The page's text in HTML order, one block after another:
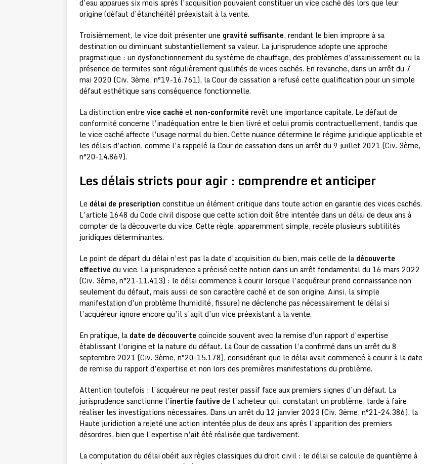
d’eau apparues six mois après l’acquisition pouvaient constituer un vice caché dès lors que leur
origine (défaut d’étanchéité) préexistait à la vente.
Troisièmement, le vice doit présenter une gravité suffisante, rendant le bien impropre à sa
destination ou diminuant substantiellement sa valeur. La jurisprudence adopte une approche
pragmatique : un dysfonctionnement du système de chauffage, des problèmes d’assainissement ou la
présence de termites sont régulièrement qualifiés de vices cachés. En revanche, dans un arrêt du 7
mai 2020 (Civ. 3ème, n°19-16.761), la Cour de cassation a refusé cette qualification pour un simple
défaut esthétique sans conséquence fonctionnelle.
La distinction entre vice caché et non-conformité revêt une importance capitale. Le défaut de
conformité concerne l’inadéquation entre le bien livré et celui promis contractuellement, tandis que
le vice caché affecte l’usage normal du bien. Cette nuance détermine le régime juridique applicable et
les délais d’action, comme l’a rappelé la Cour de cassation dans un arrêt du 9 juillet 2021 (Civ. 3ème,
n°20-14.869).
Les délais stricts pour agir : comprendre et anticiper
Le délai de prescription constitue un élément critique dans toute action en garantie des vices cachés.
L’article 1648 du Code civil dispose que cette action doit être intentée dans un délai de deux ans à
compter de la découverte du vice. Cette règle, apparemment simple, recèle plusieurs subtilités
juridiques déterminantes.
Le point de départ du délai n’est pas la date d’acquisition du bien, mais celle de la découverte
effective du vice. La jurisprudence a précisé cette notion dans un arrêt fondamental du 16 mars 2022
(Civ. 3ème, n°21-11.413) : le délai commence à courir lorsque l’acquéreur prend connaissance non
seulement du défaut, mais aussi de son caractère caché et de son origine. Ainsi, la simple
manifestation d’un problème (humidité, fissure) ne déclenche pas nécessairement le délai si
l’acquéreur ignore encore qu’il s’agit d’un vice préexistant à la vente.
En pratique, la date de découverte coïncide souvent avec la remise d’un rapport d’expertise
établissant l’origine et la nature du défaut. La Cour de cassation l’a confirmé dans un arrêt du 8
septembre 2021 (Civ. 3ème, n°20-15.178), considérant que le délai avait commencé à courir à la date
de remise du rapport d’expertise et non lors des premières manifestations du problème.
Attention toutefois : l’acquéreur ne peut rester passif face aux premiers signes d’un défaut. La
jurisprudence sanctionne l’inertie fautive de l’acheteur qui, constatant un problème, tarde à faire
réaliser les investigations nécessaires. Dans un arrêt du 12 janvier 2023 (Civ. 3ème, n°21-24.386), la
Haute juridiction a rejeté une action intentée plus de deux ans après l’apparition des premiers
désordres, bien que l’expertise n’ait été réalisée que tardivement.
La computation du délai obéit aux règles classiques du droit civil : le délai se calcule de quantième à